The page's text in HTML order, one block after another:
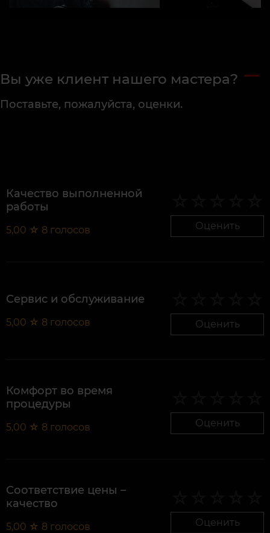
Вы уже клиент нашего мастера?
Поставьте, пожалуйста, оценки.
Качество выполненной
работы
5,00 ☆ 8 голосов Оценить
Сервис и обслуживание
5,00 ☆ 8 голосов Оценить
Комфорт во время
процедуры
5,00 ☆ 8 голосов Оценить
Соответствие цены –
качество
5,00 ☆ 8 голосов Оценить